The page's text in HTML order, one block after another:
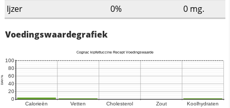
Ijzer
0% 0 mg.
Voedingswaardegrafiek